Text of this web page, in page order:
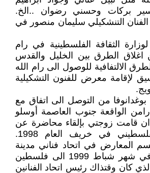
بركات وحسني رضوان ..الخ.
التنشكيلي سليمان منصور في
الثقافة الفلسطينية في رام
اغلاق الطرق بين الخليل والقدس
الالتفافية للوصول الى رام الله
لإقامة معرض للفنون التشكيلية
بوغدانوفا من التوصل الى اتفاق مع
الواقعة جنوب العاصمة أوسلو
وبعد ان قامت زوجتي بإلقاء محاضرة عن
الفن التشكيلي الفلسطيني في خريف العام 1998.
المعارض في اتحاد فناني مدينة
درامن Drammen في شهر شباط 1999 الى فلسطين
الذي كان وقتذاك رئيس اتحاد الفنانين